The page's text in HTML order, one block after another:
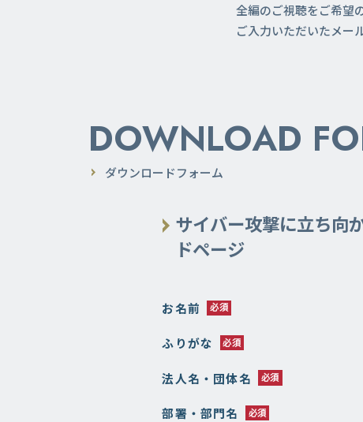
全編のご視聴をご希望
ご入力いただいたメー
DOWNLOAD
ダウンロードフォーム
サイバー攻撃に立ち向
ドページ
お名前
ふりがな
法人名・団体名
部署・部門名